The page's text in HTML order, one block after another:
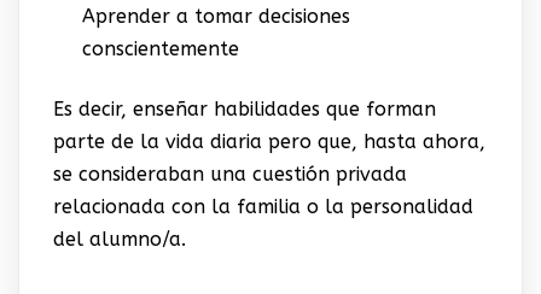
Aprender a tomar decisiones
conscientemente
Es decir, enseñar habilidades que forman
parte de la vida diaria pero que, hasta ahora,
se consideraban una cuestión privada
relacionada con la familia o la personalidad
del alumno/a.